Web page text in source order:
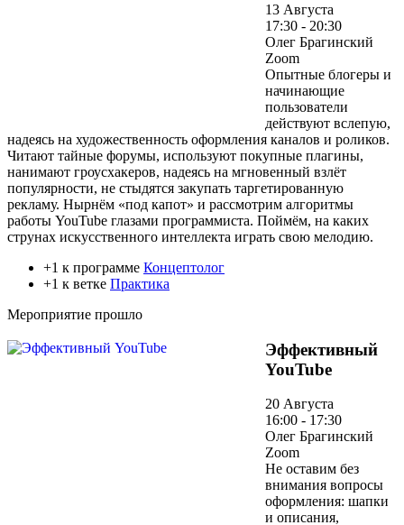
13 Августа
17:30 - 20:30
Олег Брагинский
Zoom
Опытные блогеры и
начинающие
пользователи
действуют вслепую,
надеясь на художественность оформления каналов и роликов.
Читают тайные форумы, используют покупные плагины,
нанимают гроусхакеров, надеясь на мгновенный взлёт
популярности, не стыдятся закупать таргетированную
рекламу. Нырнём «под капот» и рассмотрим алгоритмы
работы YouTube глазами программиста. Поймём, на каких
струнах искусственного интеллекта играть свою мелодию.
+1 к программе Концептолог
+1 к ветке Практика
Мероприятие прошло
Эффективный
YouTube
20 Августа
16:00 - 17:30
Олег Брагинский
Zoom
Не оставим без
внимания вопросы
оформления: шапки
и описания,